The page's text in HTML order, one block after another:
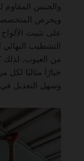
والجبس المقاوم
ويحرص
على تثبيت
التشطيب
من العيوب.
خيارًا مثاليًا
وسهل التعديل